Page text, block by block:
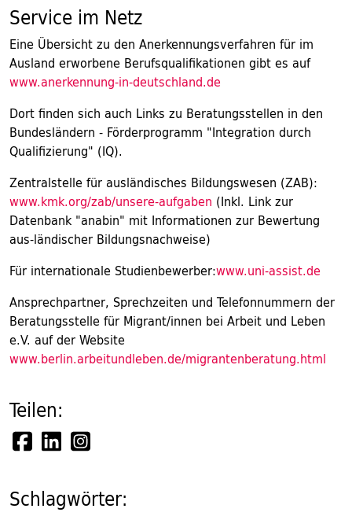
Service im Netz
Eine Übersicht zu den Anerkennungsverfahren für im
Ausland erworbene Berufsqualifikationen gibt es auf
www.anerkennung-in-deutschland.de
Dort finden sich auch Links zu Beratungsstellen in den
Bundesländern - Förderprogramm "Integration durch
Qualifizierung" (IQ).
Zentralstelle für ausländisches Bildungswesen (ZAB):
www.kmk.org/zab/unsere-aufgaben (Inkl. Link zur
Datenbank "anabin" mit Informationen zur Bewertung
aus-ländischer Bildungsnachweise)
Für internationale Studienbewerber:www.uni-assist.de
Ansprechpartner, Sprechzeiten und Telefonnummern der
Beratungsstelle für Migrant/innen bei Arbeit und Leben
e.V. auf der Website
www.berlin.arbeitundleben.de/migrantenberatung.html
Teilen:
Schlagwörter: